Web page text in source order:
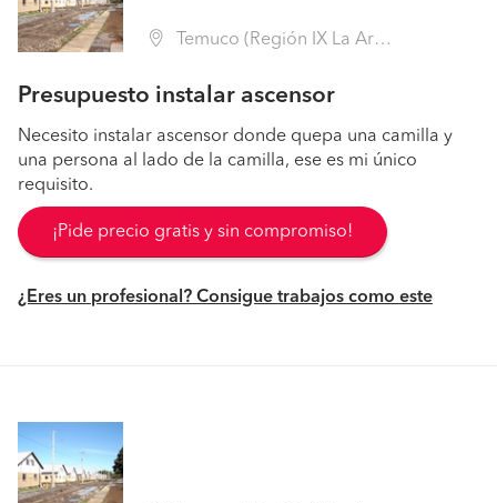
Temuco (Región IX La Araucanía - Cautín)
Presupuesto instalar ascensor
Necesito instalar ascensor donde quepa una camilla y
una persona al lado de la camilla, ese es mi único
requisito.
¡Pide precio gratis y sin compromiso!
¿Eres un profesional? Consigue trabajos como este